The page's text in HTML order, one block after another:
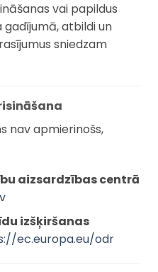
vai papildus
atbildi un
sniedzam
nav apmierinošs,
aizsardzības centrā
izšķiršanas
ec.europa.eu/odr